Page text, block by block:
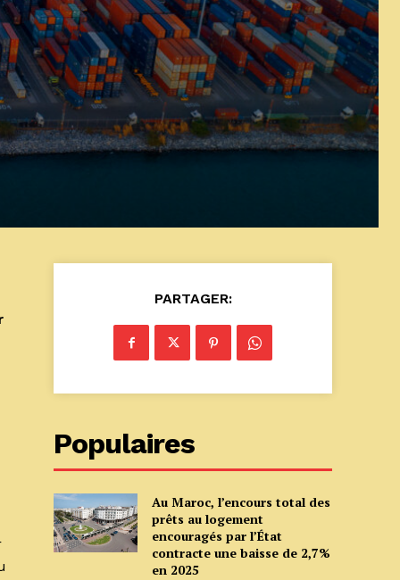
PARTAGER:
Populaires
Au Maroc, l’encours total des
prêts au logement
encouragés par l’État
contracte une baisse de 2,7%
en 2025